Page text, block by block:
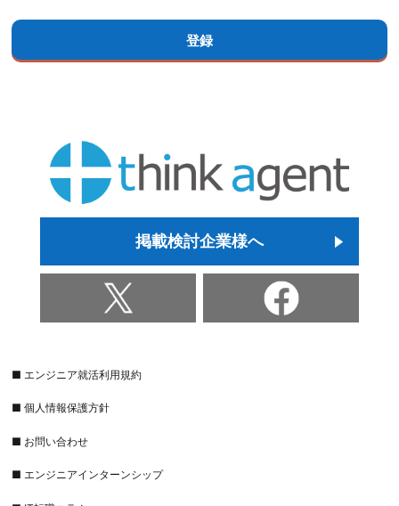
掲載検討企業様へ
■ エンジニア就活利用規約
■ 個人情報保護方針
■ お問い合わせ
■ エンジニアインターンシップ